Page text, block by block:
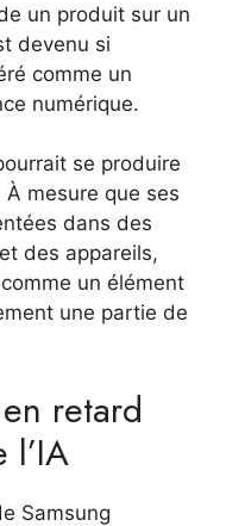
un produit sur un
devenu si
comme un
numérique.
se produire
À mesure que ses
dans des
des appareils,
un élément
une partie de
retard
l’IA
Samsung